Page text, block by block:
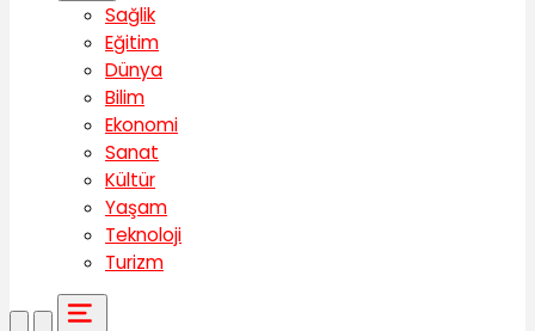
Sağlik
Eğitim
Dünya
Bilim
Ekonomi
Sanat
Kültür
Yaşam
Teknoloji
Turizm